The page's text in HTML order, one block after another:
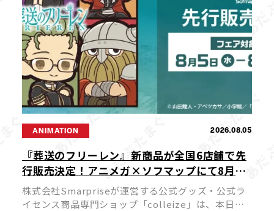
ANIMATION 2026.08.05
『葬送のフリーレン』新商品が全国6店舗で先
行販売決定！アニメガ×ソフマップにて8月5
日よりスタート
株式会社Smarpriseが運営する公式グッズ・公式ラ
イセンス商品専門ショップ「colleize」は、本日